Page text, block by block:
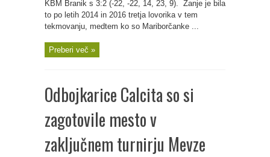
KBM Branik s 3:2 (-22, -22, 14, 23, 9). Zanje je bila
to po letih 2014 in 2016 tretja lovorika v tem
tekmovanju, medtem ko so Mariborčanke ...
Preberi več »
Odbojkarice Calcita so si
zagotovile mesto v
zaključnem turnirju Mevze